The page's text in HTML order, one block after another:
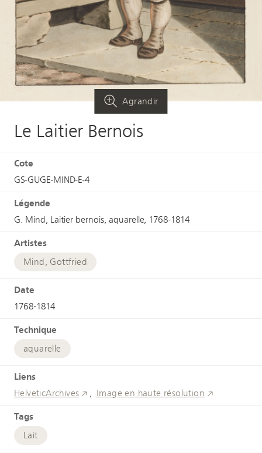
Agrandir
Le Laitier Bernois
Cote
GS-GUGE-MIND-E-4
Légende
G. Mind, Laitier bernois, aquarelle, 1768-1814
Artistes
Mind, Gottfried
Date
1768-1814
Technique
aquarelle
Liens
HelveticArchives Image en haute résolution
Tags
Lait